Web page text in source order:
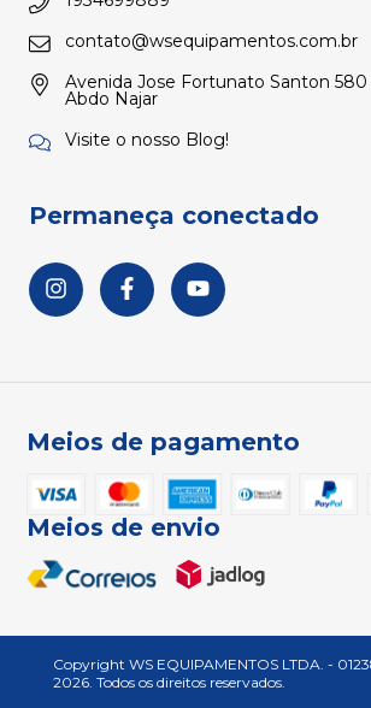
contato@wsequipamentos.com.br
Avenida Jose Fortunato Santon
Abdo Najar
Visite o nosso Blog!
Permaneça conectado
Meios de pagamento
Meios de envio
Copyright WS EQUIPAMENTOS LTDA. -
2026. Todos os direitos reservados.